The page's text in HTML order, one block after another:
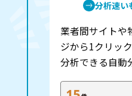
分析速い
業者間サイトや
ジから1クリッ
分析できる自動